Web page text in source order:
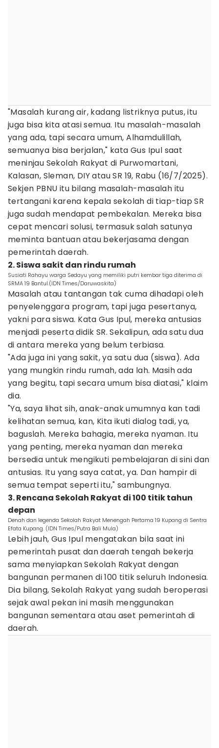
"Masalah kurang air, kadang listriknya putus, itu
juga bisa kita atasi semua. Itu masalah-masalah
yang ada, tapi secara umum, Alhamdulillah,
semuanya bisa berjalan," kata Gus Ipul saat
meninjau Sekolah Rakyat di Purwomartani,
Kalasan, Sleman, DIY atau SR 19, Rabu (16/7/2025).
Sekjen PBNU itu bilang masalah-masalah itu
tertangani karena kepala sekolah di tiap-tiap SR
juga sudah mendapat pembekalan. Mereka bisa
cepat mencari solusi, termasuk salah satunya
meminta bantuan atau bekerjasama dengan
pemerintah daerah.
2. Siswa sakit dan rindu rumah
Susiati Rahayu warga Sedayu yang memiliki putri kembar tiga diterima di
SRMA 19 Bantul.(IDN Times/Daruwaskita)
Masalah atau tantangan tak cuma dihadapi oleh
penyelenggara program, tapi juga pesertanya,
yakni para siswa. Kata Gus Ipul, mereka antusias
menjadi peserta didik SR. Sekalipun, ada satu dua
di antara mereka yang belum terbiasa.
"Ada juga ini yang sakit, ya satu dua (siswa). Ada
yang mungkin rindu rumah, ada lah. Masih ada
yang begitu, tapi secara umum bisa diatasi," klaim
dia.
"Ya, saya lihat sih, anak-anak umumnya kan tadi
kelihatan semua, kan, Kita ikuti dialog tadi, ya,
baguslah. Mereka bahagia, mereka nyaman. Itu
yang penting, mereka nyaman dan mereka
bersedia untuk mengikuti pembelajaran di sini dan
antusias. Itu yang saya catat, ya. Dan hampir di
semua tempat seperti itu," sambungnya.
3. Rencana Sekolah Rakyat di 100 titik tahun
depan
Denah dan legenda Sekolah Rakyat Menengah Pertama 19 Kupang di Sentra
Efata Kupang. (IDN Times/Putra Bali Mula)
Lebih jauh, Gus Ipul mengatakan bila saat ini
pemerintah pusat dan daerah tengah bekerja
sama menyiapkan Sekolah Rakyat dengan
bangunan permanen di 100 titik seluruh Indonesia.
Dia bilang, Sekolah Rakyat yang sudah beroperasi
sejak awal pekan ini masih menggunakan
bangunan sementara atau aset pemerintah di
daerah.